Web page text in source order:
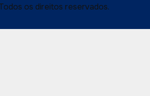
os direitos reservados.